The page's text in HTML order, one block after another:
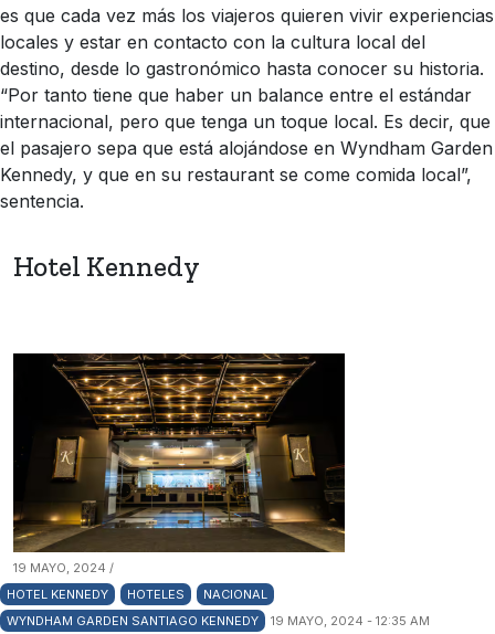
es que cada vez más los viajeros quieren vivir experiencias
locales y estar en contacto con la cultura local del
destino, desde lo gastronómico hasta conocer su historia.
“Por tanto tiene que haber un balance entre el estándar
internacional, pero que tenga un toque local. Es decir, que
el pasajero sepa que está alojándose en Wyndham Garden
Kennedy, y que en su restaurant se come comida local”,
sentencia.
Hotel Kennedy
19 MAYO, 2024 /
HOTEL KENNEDY
HOTELES
NACIONAL
WYNDHAM GARDEN SANTIAGO KENNEDY
19 MAYO, 2024 - 12:35 AM